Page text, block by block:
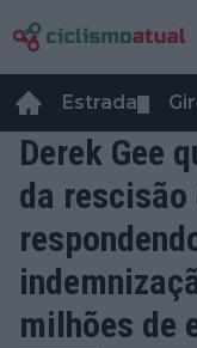
Estrada
Derek Gee
da
milhões de